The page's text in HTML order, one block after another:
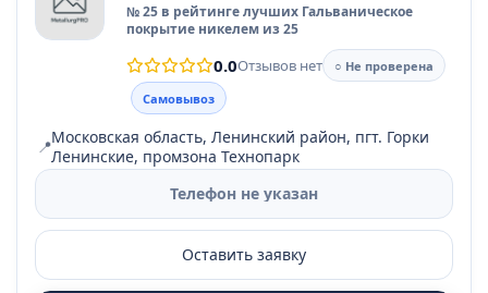
№ 25 в рейтинге лучших Гальваническое
покрытие никелем из 25
0.0Отзывов нет
○ Не проверена
Самовывоз
📍Московская область, Ленинский район, пгт. Горки
Ленинские, промзона Технопарк
Телефон не указан
Оставить заявку